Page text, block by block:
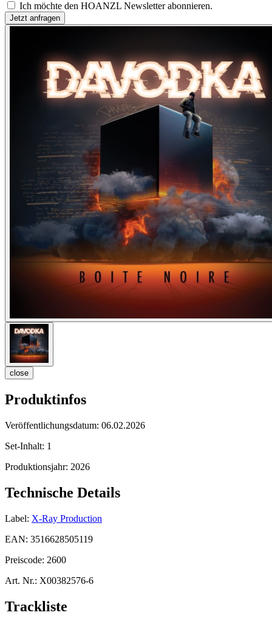
Ich möchte den HOANZL Newsletter abonnieren.
close
Produktinfos
Veröffentlichungsdatum: 06.02.2026
Set-Inhalt: 1
Produktionsjahr: 2026
Technische Details
Label: X-Ray Production
EAN: 3516628505119
Preiscode: 2600
Art. Nr.: X00382576-6
Trackliste